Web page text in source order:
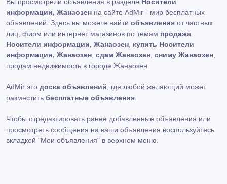
информации, Жанаозен на сайте AdMir - мир бесплатных
объявлений. Здесь вы можете найти объявления от частных
лиц, фирм или интернет магазинов по темам продажа
Носители информации, Жанаозен купить Носители
информации, Жанаозен сдам Жанаозен сниму Жанаозен
продам недвижимость в городе Жанаозен.
AdMir это доска объявлений , где любой желающий может
разместить бесплатные объявления
Чтобы отредактировать ранее добавленные объявления или
просмотреть сообщения на ваши объявления воспользуйтесь
вкладкой "Мои объявления" в верхнем меню.